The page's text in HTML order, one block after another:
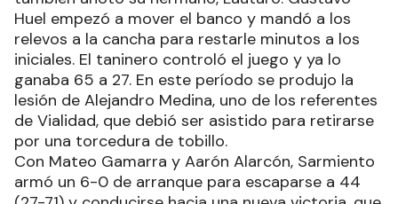
Huel empezó a mover el banco y mandó a los
relevos a la cancha para restarle minutos a los
iniciales. El taninero controló el juego y ya lo
ganaba 65 a 27. En este período se produjo la
lesión de Alejandro Medina, uno de los referentes
de Vialidad, que debió ser asistido para retirarse
por una torcedura de tobillo.
Con Mateo Gamarra y Aarón Alarcón, Sarmiento
armó un 6-0 de arranque para escaparse a 44